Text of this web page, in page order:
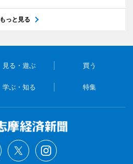
もっと見る
見る・遊ぶ 買う
学ぶ・知る 特集